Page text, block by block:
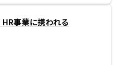
事業に携われる